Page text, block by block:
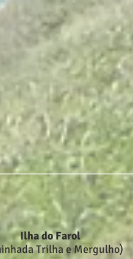
Ilha do Farol
Trilha e Mergulho)